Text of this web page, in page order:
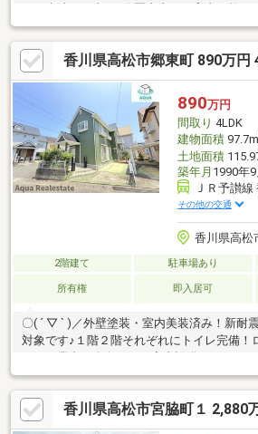
香川県高松市郷東町 890万円
890万円
間取り 4LDK
建物面積97.7m
土地面積
築年月 1990年
ＪＲ予讃
その他の交通
香川県高松
2階建て 駐車場あり
所有権 即入居可
〇( ´ ▽ ` )／外壁塗装・室内美装済み！新耐
対象です♪１階２階それぞれにトイレ完備！
す）トイレが2ヶ所にあるので複数人でも快
が満載の素敵な4LDK物件の情報をご用意し
がかからないフローリングの物件です。動線
のシステムキッチン付きで作業能率が上が
香川県高松市宮脇町１ 2,880